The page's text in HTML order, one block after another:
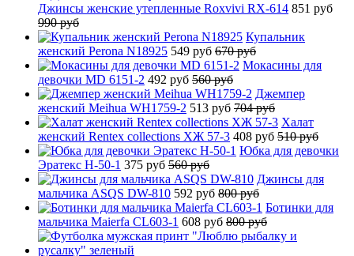
Джинсы женские утепленные Roxvivi RX-614 851 руб
990 руб
Купальник
женский Perona N18925 549 руб 670 руб
Мокасины для
девочки MD 6151-2 492 руб 560 руб
Джемпер
женский Meihua WH1759-2 513 руб 704 руб
Халат
женский Rentex collections ХЖ 57-3 408 руб 510 руб
Юбка для девочки
Эратекс H-50-1 375 руб 560 руб
Джинсы для
мальчика ASQS DW-810 592 руб 800 руб
Ботинки для
мальчика Maierfa CL603-1 608 руб 800 руб